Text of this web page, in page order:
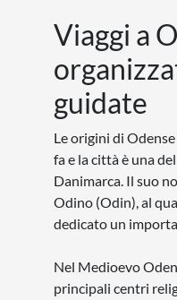
Viaggi a
guidate
Le origini di
fa e la città è una
Danimarca. Il suo
Odino (Odin), al
dedicato un
Nel Medioevo
principali centri